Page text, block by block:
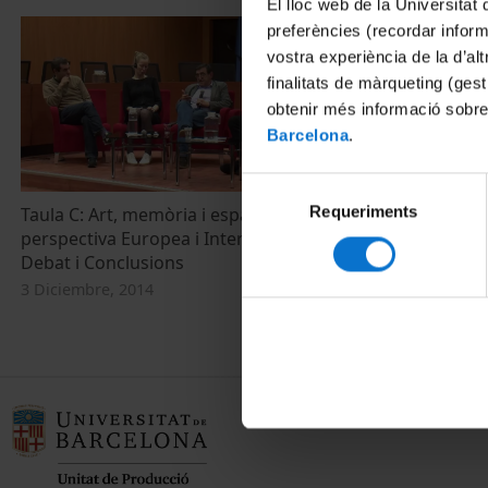
El lloc web de la Universitat
preferències (recordar
vostra experiència de la
finalitats de màrqueting
obtenir més informació
Barcelona.
consentiment
Requeriments
Taula C: Art, memòria i espai públic. Una
perspectiva Europea i Internacional.
Debat i Conclusions
3 Diciembre, 2014
Taula C: Art,
perspectiva
Fernando